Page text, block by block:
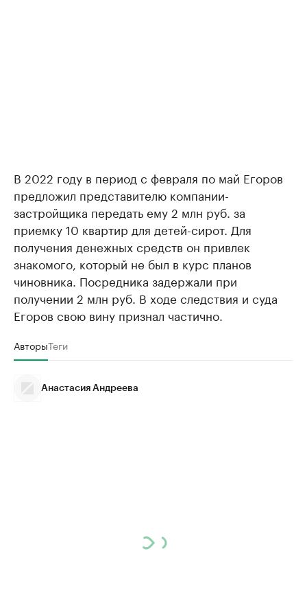
В 2022 году в период с февраля по май Егоров
предложил представителю компании-
застройщика передать ему 2 млн руб. за
приемку 10 квартир для детей-сирот. Для
получения денежных средств он привлек
знакомого, который не был в курс планов
чиновника. Посредника задержали при
получении 2 млн руб. В ходе следствия и суда
Егоров свою вину признал частично.
АвторыТеги
Анастасия Андреева